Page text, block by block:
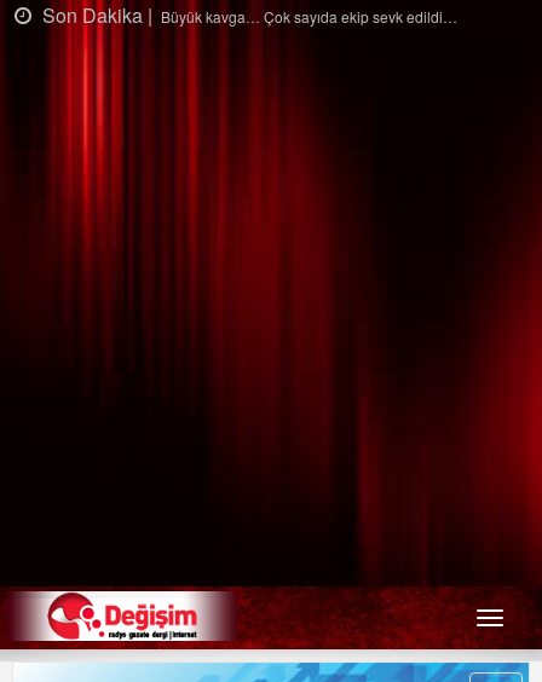
Son Dakika |Ağaçtan düştü…
Menü